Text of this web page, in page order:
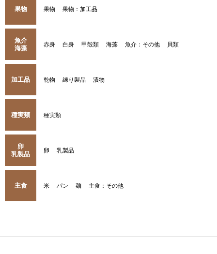
果物 果物 果物：加工品
魚介
海藻
赤身 白身 甲殻類 海藻 魚介：その他 貝類
加工品 乾物 練り製品 漬物
種実類 種実類
卵
乳製品
卵 乳製品
主食 米 パン 麺 主食：その他